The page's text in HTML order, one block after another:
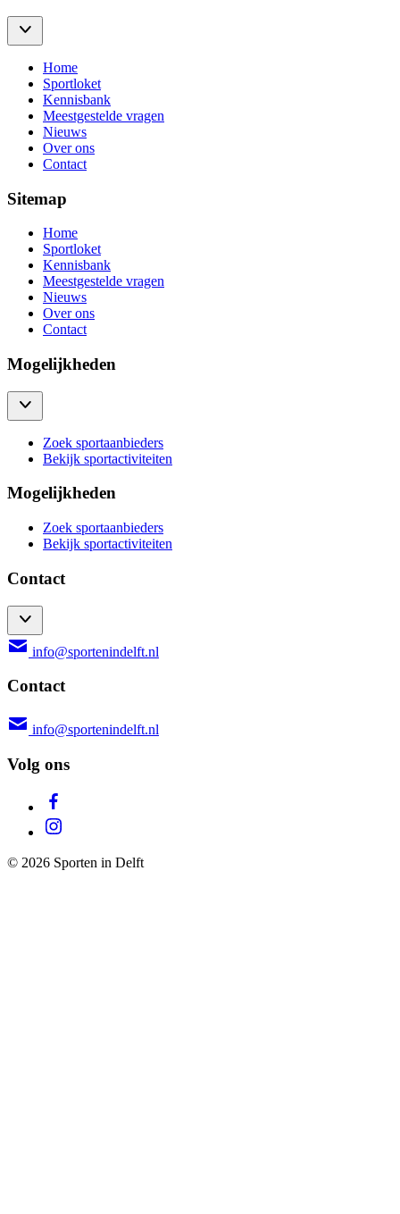
Home
Sportloket
Kennisbank
Meestgestelde vragen
Nieuws
Over ons
Contact
Sitemap
Home
Sportloket
Kennisbank
Meestgestelde vragen
Nieuws
Over ons
Contact
Mogelijkheden
Zoek sportaanbieders
Bekijk sportactiviteiten
Mogelijkheden
Zoek sportaanbieders
Bekijk sportactiviteiten
Contact
info@sportenindelft.nl
Contact
info@sportenindelft.nl
Volg ons
© 2026 Sporten in Delft